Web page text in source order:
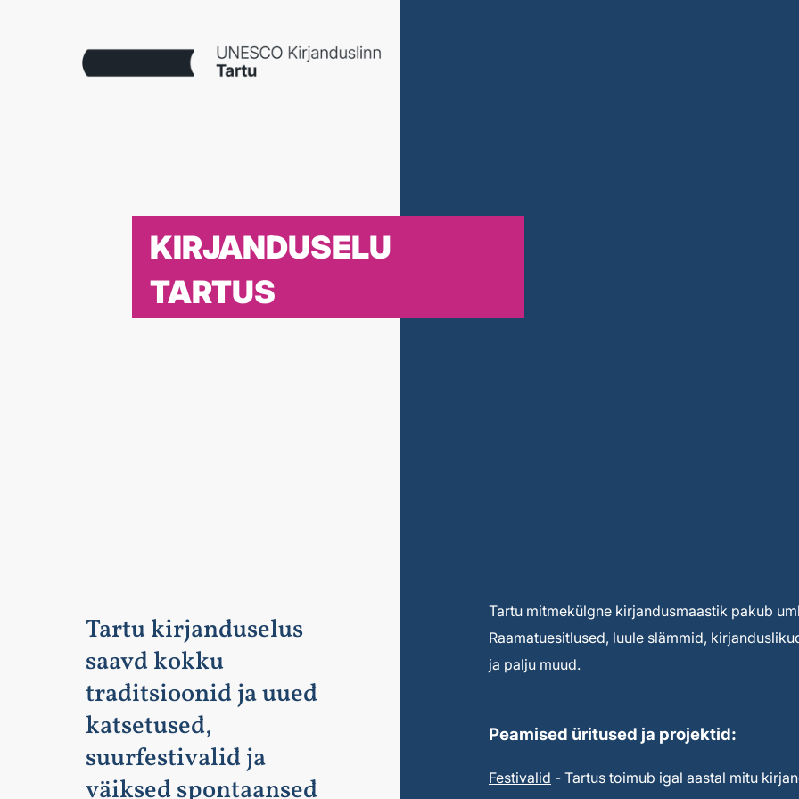
KIRJANDUSELU
TARTUS
Tartu kirjanduselus
saavd kokku
traditsioonid ja uued
katsetused,
suurfestivalid ja
väiksed spontaansed
Tartu mitmekülgne kirjandusmaastik pakub
Raamatuesitlused, luule slämmid,
ja palju muud.
Peamised üritused ja projektid:
Festivalid - Tartus toimub igal aastal mitu